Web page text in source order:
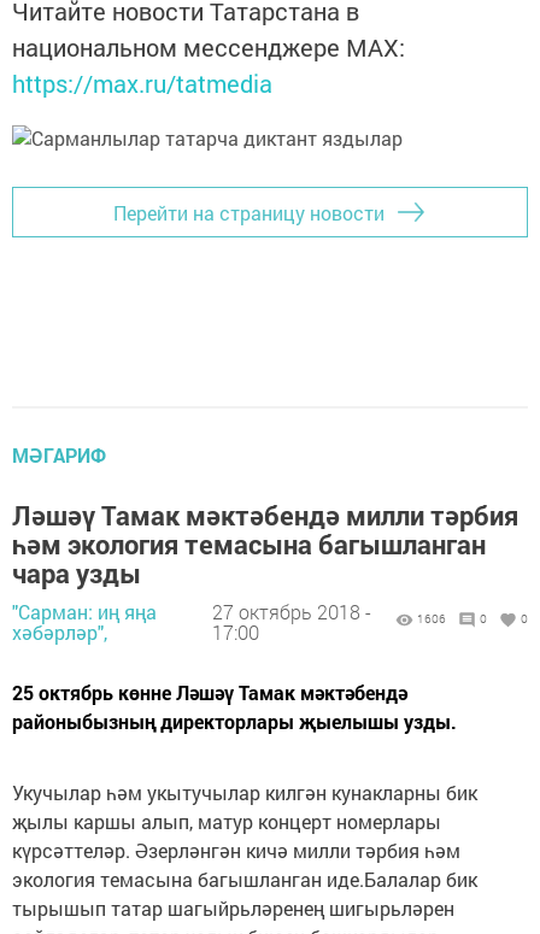
Читайте новости Татарстана в
национальном мессенджере MАХ:
https://max.ru/tatmedia
Перейти на страницу новости
МӘГАРИФ
Ләшәү Тамак мәктәбендә милли тәрбия
һәм экология темасына багышланган
чара узды
"Сарман: иң яңа
хәбәрләр",
27 октябрь 2018 -
17:00
1606 0 0
25 октябрь көнне Ләшәү Тамак мәктәбендә
районыбызның директорлары җыелышы узды.
Укучылар һәм укытучылар килгән кунакларны бик
җылы каршы алып, матур концерт номерлары
күрсәттеләр. Әзерләнгән кичә милли тәрбия һәм
экология темасына багышланган иде.Балалар бик
тырышып татар шагыйрьләренең шигырьләрен